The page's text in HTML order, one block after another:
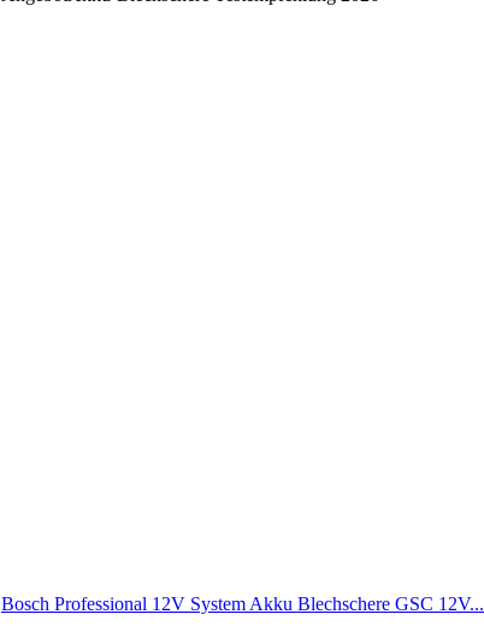
Bosch Professional 12V System Akku Blechschere GSC 12V...